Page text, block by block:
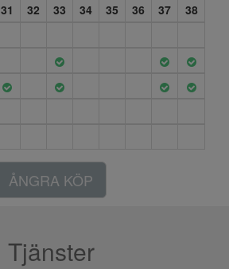
31 32 33 34 35 36 37
38
ÅNGRA KÖP
Tjänster